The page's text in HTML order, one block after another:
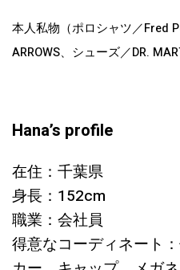
本人私物（ポロシャツ／Fred
ARROWS、シューズ／DR.
Hana’s profile
在住：千葉県
身長：152cm
職業：会社員
得意なコーディネート